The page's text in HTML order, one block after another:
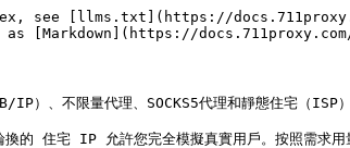
see [llms.txt](https://
[Markdown](https://
）、不限量代理、SOCKS5代理和靜態住宅（ISP）
換的 住宅 IP 允許您完全模擬真實用戶。按照需求